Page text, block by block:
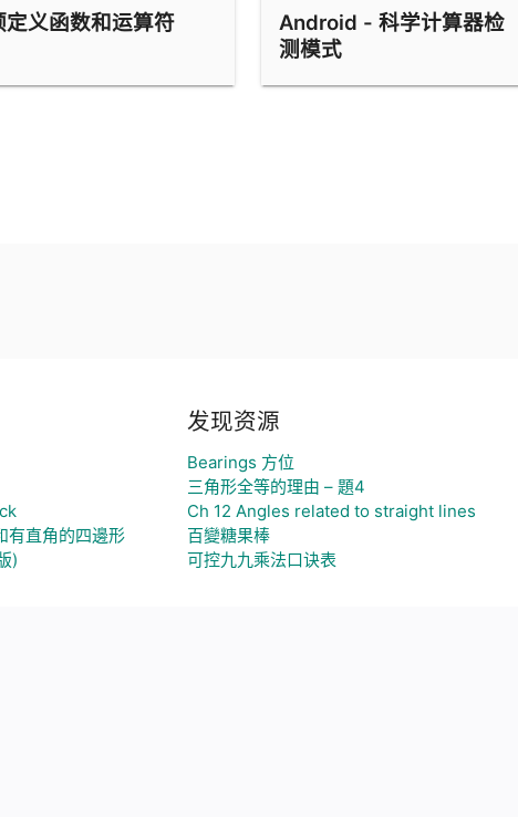
定义函数和运算符
Android - 科学计算器检
测模式
有直角的四邊形
)
发现资源
Bearings 方位
三角形全等的理由 – 題4
Ch 12 Angles related to straight lines
百變糖果棒
可控九九乘法口诀表